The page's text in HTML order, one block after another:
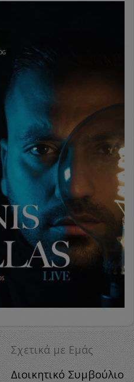
Σχετικά με Eμάς
Διοικητικό Συμβούλιο